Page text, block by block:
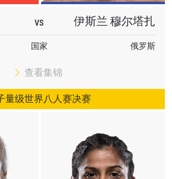
VS 伊斯兰 穆尔塔扎
国家 俄罗斯
查看集锦
量级世界八人赛决赛